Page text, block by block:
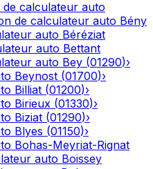
de calculateur auto
de calculateur auto Bény
auto Béréziat
auto Bettant
auto Bey (01290)›
Beynost (01700)›
Billiat (01200)›
Birieux (01330)›
Biziat (01290)›
Blyes (01150)›
Bohas-Meyriat-Rignat
auto Boissey